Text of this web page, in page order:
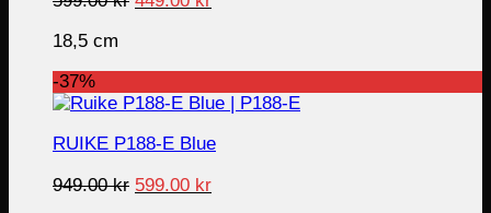
18,5 cm
-37%
RUIKE P188-E Blue
949.00kr Original
599.00 krCurrent